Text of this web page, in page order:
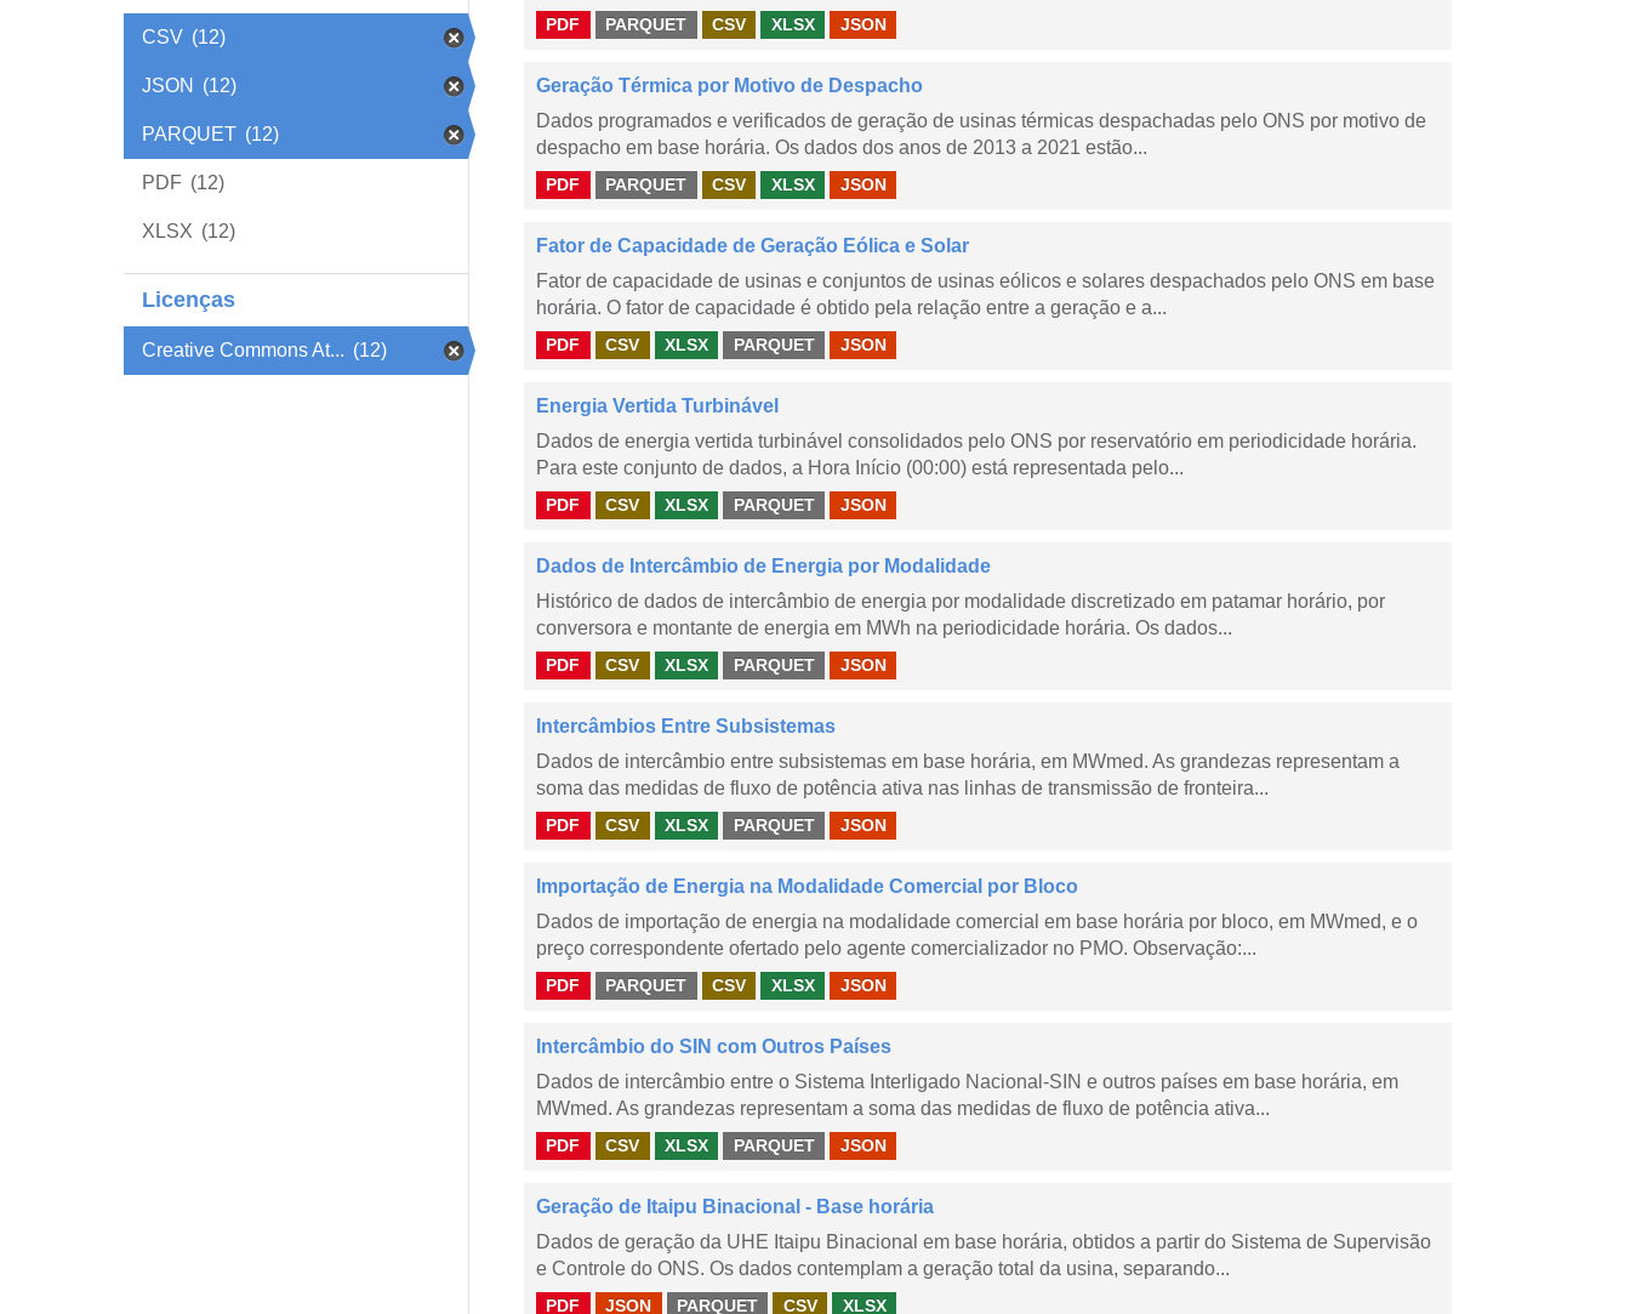
CSV (12)
JSON (12)
PARQUET (12)
PDF (12)
XLSX (12)
Licenças
Creative Commons At... (12)
PDF PARQUET CSV XLSX JSON
Geração Térmica por Motivo de Despacho
Dados programados e verificados de geração de usinas térmicas despachadas pelo ONS por motivo de
despacho em base horária. Os dados dos anos de 2013 a 2021 estão...
PDF PARQUET CSV XLSX JSON
Fator de Capacidade de Geração Eólica e Solar
Fator de capacidade de usinas e conjuntos de usinas eólicos e solares despachados pelo ONS em base
horária. O fator de capacidade é obtido pela relação entre a geração e a...
PDF CSV XLSX PARQUET JSON
Energia Vertida Turbinável
Dados de energia vertida turbinável consolidados pelo ONS por reservatório em periodicidade horária.
Para este conjunto de dados, a Hora Início (00:00) está representada pelo...
PDF CSV XLSX PARQUET JSON
Dados de Intercâmbio de Energia por Modalidade
Histórico de dados de intercâmbio de energia por modalidade discretizado em patamar horário, por
conversora e montante de energia em MWh na periodicidade horária. Os dados...
PDF CSV XLSX PARQUET JSON
Intercâmbios Entre Subsistemas
Dados de intercâmbio entre subsistemas em base horária, em MWmed. As grandezas representam a
soma das medidas de fluxo de potência ativa nas linhas de transmissão de fronteira...
PDF CSV XLSX PARQUET JSON
Importação de Energia na Modalidade Comercial por Bloco
Dados de importação de energia na modalidade comercial em base horária por bloco, em MWmed, e o
preço correspondente ofertado pelo agente comercializador no PMO. Observação:...
PDF PARQUET CSV XLSX JSON
Intercâmbio do SIN com Outros Países
Dados de intercâmbio entre o Sistema Interligado Nacional-SIN e outros países em base horária, em
MWmed. As grandezas representam a soma das medidas de fluxo de potência ativa...
PDF CSV XLSX PARQUET JSON
Geração de Itaipu Binacional - Base horária
Dados de geração da UHE Itaipu Binacional em base horária, obtidos a partir do Sistema de Supervisão
e Controle do ONS. Os dados contemplam a geração total da usina, separando...
PDF JSON PARQUET CSV XLSX